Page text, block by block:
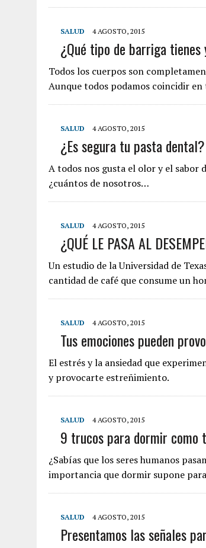
SALUD 4 AGOSTO, 2015
¿Qué tipo de barriga
Todos los cuerpos son
Aunque todos podamos coincidir
SALUD 4 AGOSTO, 2015
¿Es segura tu pasta dental?
A todos nos gusta el olor y el sabor
¿cuántos de nosotros…
SALUD 4 AGOSTO, 2015
¿QUÉ LE PASA AL
Un estudio de la Universidad de
cantidad de café que consume un
SALUD 4 AGOSTO, 2015
Tus emociones pueden
El estrés y la ansiedad que
y provocarte estreñimiento.
SALUD 4 AGOSTO, 2015
9 trucos para dormir como
¿Sabías que los seres humanos
importancia que dormir supone
SALUD 4 AGOSTO, 2015
Presentamos las señales